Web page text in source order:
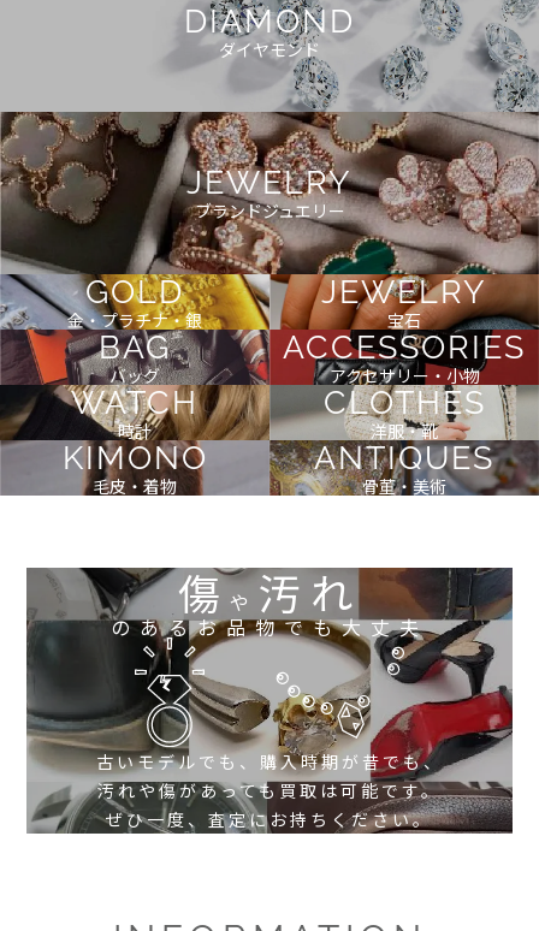
DIAMOND
ダイヤモンド
JEWELRY
ブランドジュエリー
GOLD
金・プラチナ・銀
JEWELRY
宝石
BAG
バッグ
ACCESSORIES
アクセサリー・小物
WATCH
時計
CLOTHES
洋服・靴
KIMONO
毛皮・着物
ANTIQUES
骨董・美術
傷や 汚れ
のあるお品物でも大丈夫
古いモデルでも、購入時期が昔でも、
汚れや傷があっても買取は可能です。
ぜひ一度、査定にお持ちください。